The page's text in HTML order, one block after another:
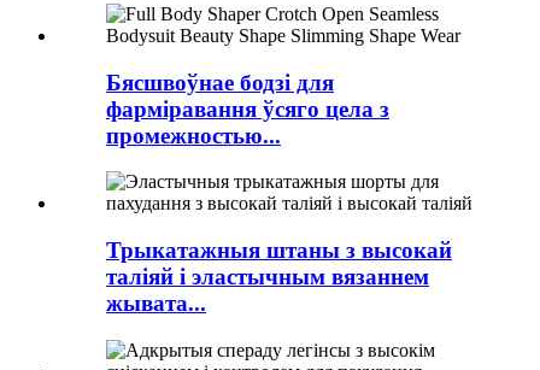
Бясшвоўнае бодзі для
фарміравання ўсяго цела з
промежностью...
Трыкатажныя штаны з высокай
таліяй і эластычным вязаннем
жывата...